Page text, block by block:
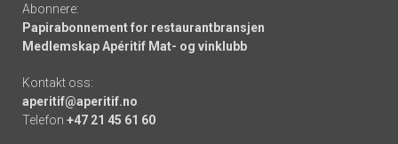
Abonnere:
Papirabonnement for restaurantbransjen
Medlemskap Apéritif Mat- og vinklubb
Kontakt oss:
aperitif@aperitif.no
Telefon +47 21 45 61 60